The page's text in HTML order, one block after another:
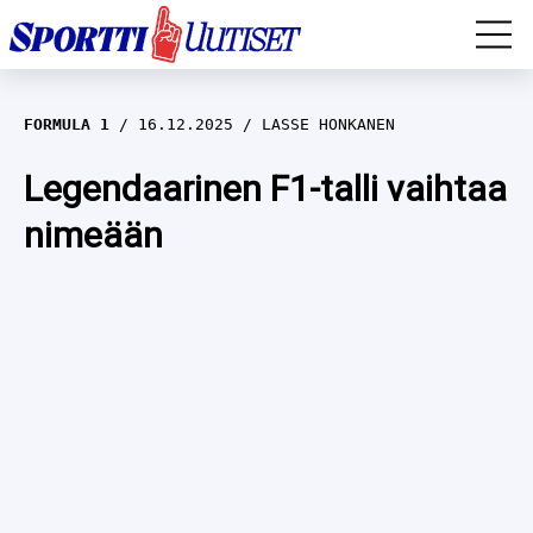
EM-YLEISURHEILU
JÄÄKIEKKO
YLEISURHEILU
FORMULA 1 16.12.2025 LASSE HONKANEN
Legendaarinen F1-talli vaihtaa
nimeään